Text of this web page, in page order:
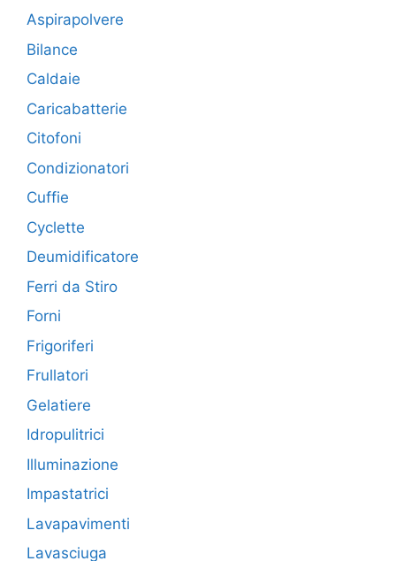
Aspirapolvere
Bilance
Caldaie
Caricabatterie
Citofoni
Condizionatori
Cuffie
Cyclette
Deumidificatore
Ferri da Stiro
Forni
Frigoriferi
Frullatori
Gelatiere
Idropulitrici
Illuminazione
Impastatrici
Lavapavimenti
Lavasciuga